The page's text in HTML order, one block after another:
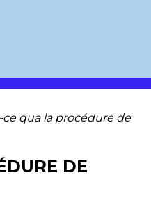
qua la procédure de
DE